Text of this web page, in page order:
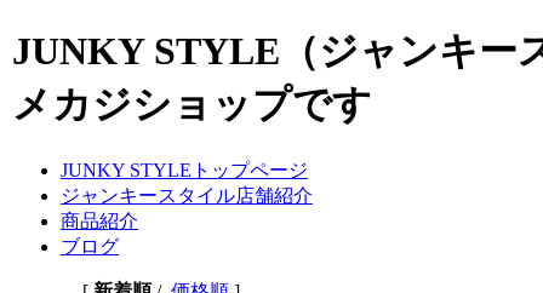
JUNKY STYLE（ジャンキー
メカジショップです
JUNKY STYLEトップページ
ジャンキースタイル店舗紹介
商品紹介
ブログ